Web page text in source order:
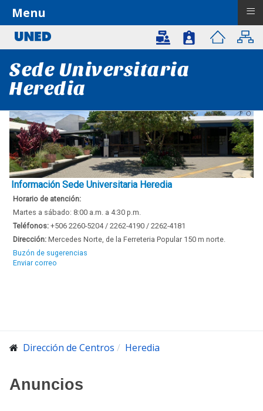
Sede Universitaria
Heredia
Información Sede Universitaria Heredia
Horario de atención:
Martes a sábado: 8:00 a.m. a 4:30 p.m.
Teléfonos: +506 2260-5204 / 2262-4190 / 2262-4181
Dirección: Mercedes Norte, de la Ferreteria Popular 150 m norte.
Buzón de sugerencias
Enviar correo
Dirección de Centros Heredia
Anuncios
Menu ≡